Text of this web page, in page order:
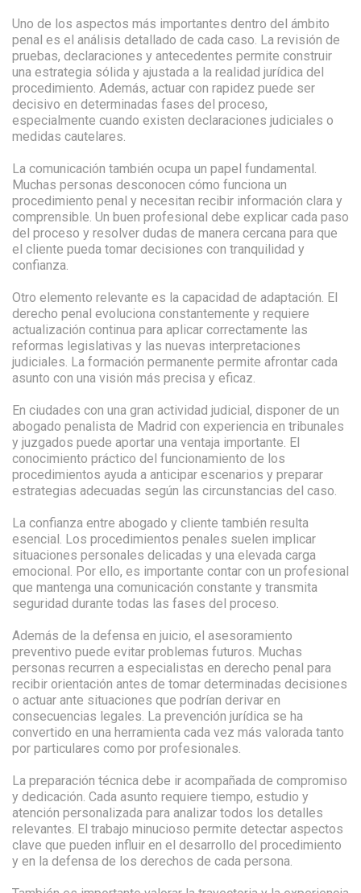
Uno de los aspectos más importantes dentro del ámbito
penal es el análisis detallado de cada caso. La revisión de
pruebas, declaraciones y antecedentes permite construir
una estrategia sólida y ajustada a la realidad jurídica del
procedimiento. Además, actuar con rapidez puede ser
decisivo en determinadas fases del proceso,
especialmente cuando existen declaraciones judiciales o
medidas cautelares.
La comunicación también ocupa un papel fundamental.
Muchas personas desconocen cómo funciona un
procedimiento penal y necesitan recibir información clara y
comprensible. Un buen profesional debe explicar cada paso
del proceso y resolver dudas de manera cercana para que
el cliente pueda tomar decisiones con tranquilidad y
confianza.
Otro elemento relevante es la capacidad de adaptación. El
derecho penal evoluciona constantemente y requiere
actualización continua para aplicar correctamente las
reformas legislativas y las nuevas interpretaciones
judiciales. La formación permanente permite afrontar cada
asunto con una visión más precisa y eficaz.
En ciudades con una gran actividad judicial, disponer de un
abogado penalista de Madrid con experiencia en tribunales
y juzgados puede aportar una ventaja importante. El
conocimiento práctico del funcionamiento de los
procedimientos ayuda a anticipar escenarios y preparar
estrategias adecuadas según las circunstancias del caso.
La confianza entre abogado y cliente también resulta
esencial. Los procedimientos penales suelen implicar
situaciones personales delicadas y una elevada carga
emocional. Por ello, es importante contar con un profesional
que mantenga una comunicación constante y transmita
seguridad durante todas las fases del proceso.
Además de la defensa en juicio, el asesoramiento
preventivo puede evitar problemas futuros. Muchas
personas recurren a especialistas en derecho penal para
recibir orientación antes de tomar determinadas decisiones
o actuar ante situaciones que podrían derivar en
consecuencias legales. La prevención jurídica se ha
convertido en una herramienta cada vez más valorada tanto
por particulares como por profesionales.
La preparación técnica debe ir acompañada de compromiso
y dedicación. Cada asunto requiere tiempo, estudio y
atención personalizada para analizar todos los detalles
relevantes. El trabajo minucioso permite detectar aspectos
clave que pueden influir en el desarrollo del procedimiento
y en la defensa de los derechos de cada persona.